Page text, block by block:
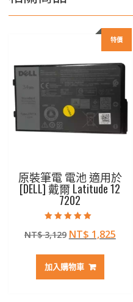
特價
原裝筆電 電池 適用於
[DELL] 戴爾 Latitude 12
7202
5.00
滿分 5
NT$3,129 原
價
格：
NT$ 1,825目
加入購物車